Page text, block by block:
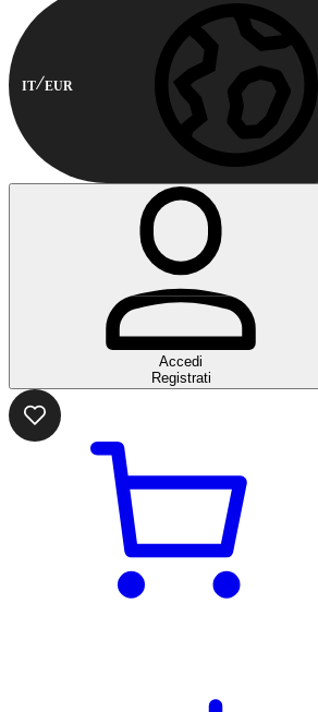
IT EUR
Accedi
Registrati